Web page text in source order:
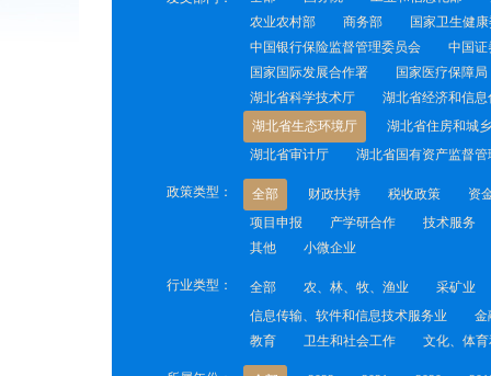
农业农村部
商务部 国家卫生健
中国银行保险监督管理委员会
中国证
国家国际发展合作署
国家医疗保障局
湖北省科学技术厅
湖北省经济和信息
湖北省生态环境厅
湖北省住房和城
湖北省审计厅
湖北省国有资产监督管
政策类型： 全部 财政扶持 税收政策 资
项目申报
产学研合作 技术服务
其他
小微企业
行业类型： 全部 农、林、牧、渔业 采矿业
信息传输、软件和信息技术服务业
金
教育
卫生和社会工作 文化、体